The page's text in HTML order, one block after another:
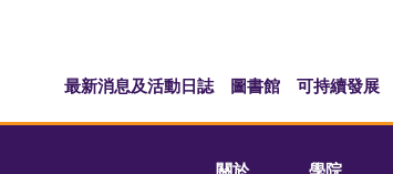
最新消息及活動日誌 圖書館 可持續發展
關於 學院